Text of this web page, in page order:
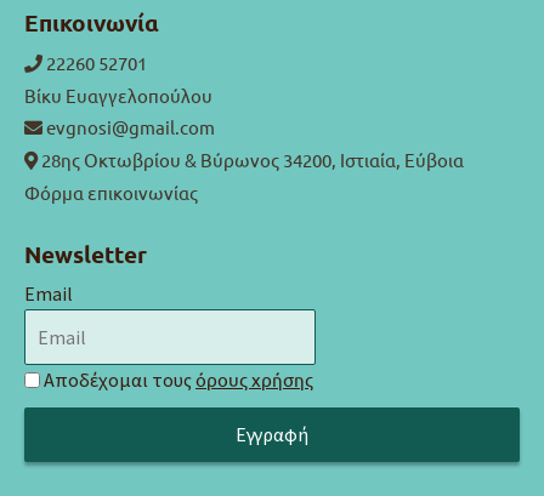
Επικοινωνία
22260 52701
Βίκυ Ευαγγελοπούλου
evgnosi@gmail.com
28ης Οκτωβρίου & Βύρωνος 34200, Ιστιαία, Εύβοια
Φόρμα επικοινωνίας
Newsletter
Email
Αποδέχομαι τους όρους χρήσης